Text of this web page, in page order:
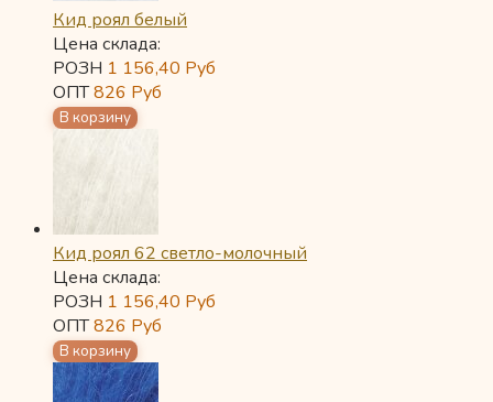
Кид роял белый
Цена склада:
РОЗН 1 156,40 Руб
ОПТ826 Руб
Кид роял 62 светло-молочный
Цена склада:
РОЗН 1 156,40 Руб
ОПТ826 Руб